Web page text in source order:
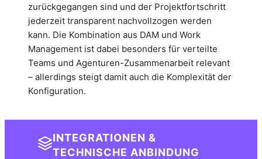
zurückgegangen sind und der Projektfortschritt
jederzeit transparent nachvollzogen werden
kann. Die Kombination aus DAM und Work
Management ist dabei besonders für verteilte
Teams und Agenturen-Zusammenarbeit relevant
– allerdings steigt damit auch die Komplexität der
Konfiguration.
INTEGRATIONEN &
TECHNISCHE ANBINDUNG